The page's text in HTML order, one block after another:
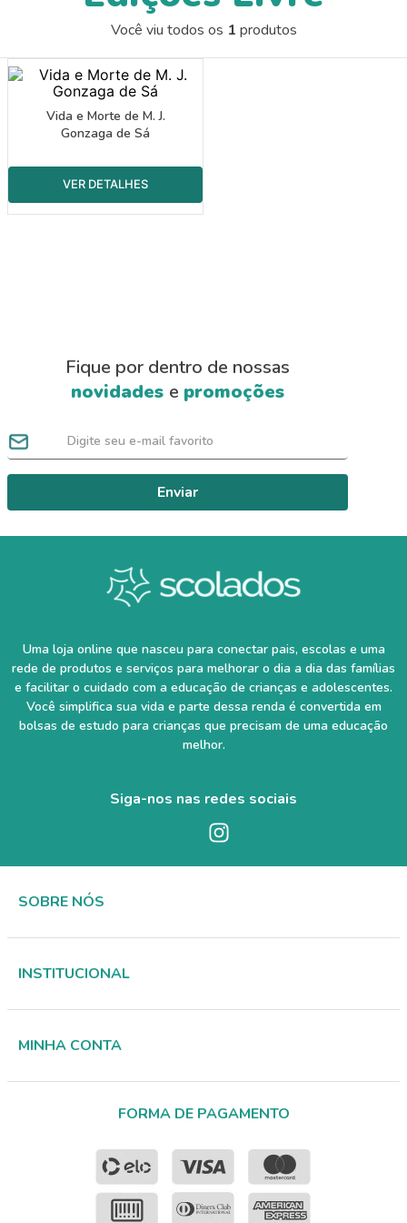
Você viu todos os 1 produtos
Vida e Morte de M. J.
Gonzaga de Sá
Fique por dentro de nossas
novidades e promoções
Enviar
Uma loja online que nasceu para conectar pais, escolas e uma
rede de produtos e serviços para melhorar o dia a dia das famílias
e facilitar o cuidado com a educação de crianças e adolescentes.
Você simplifica sua vida e parte dessa renda é convertida em
bolsas de estudo para crianças que precisam de uma educação
melhor.
Siga-nos nas redes sociais
SOBRE NÓS
INSTITUCIONAL
MINHA CONTA
FORMA DE PAGAMENTO